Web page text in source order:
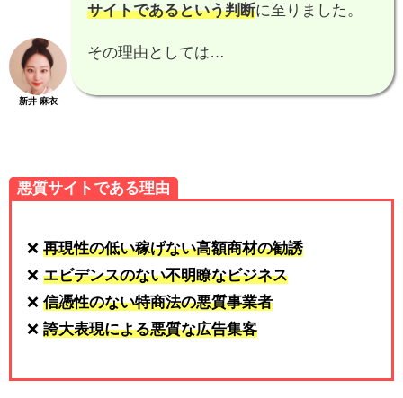
新井 麻衣
サイトであるという判断に至りました。
その理由としては…
悪質サイトである理由
❌ 再現性の低い稼げない高額商材の勧誘
❌ エビデンスのない不明瞭なビジネス
❌ 信憑性のない特商法の悪質事業者
❌ 誇大表現による悪質な広告集客